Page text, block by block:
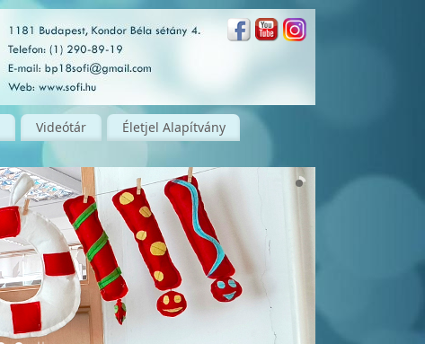
Videótár
Életjel Alapítvány